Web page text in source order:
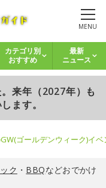
MENU
カテゴリ別
おすすめ
最新
ニュース
来年（2027年）も
ます。
ゴールデンウィーク)イ
ク ・ BBQなどおでかけ